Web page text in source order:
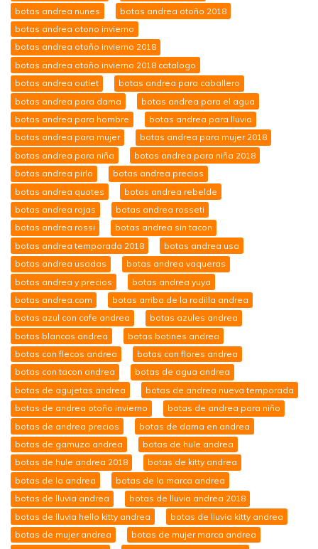
botas andrea nunes
botas andrea otoño 2018
botas andrea otono invierno
botas andrea otoño invierno 2018
botas andrea otoño invierno 2018 catalogo
botas andrea outlet
botas andrea para caballero
botas andrea para dama
botas andrea para el agua
botas andrea para hombre
botas andrea para lluvia
botas andrea para mujer
botas andrea para mujer 2018
botas andrea para niña
botas andrea para niña 2018
botas andrea pirlo
botas andrea precios
botas andrea quotes
botas andrea rebelde
botas andrea rojas
botas andrea rosseti
botas andrea rossi
botas andrea sin tacon
botas andrea temporada 2018
botas andrea usa
botas andrea usadas
botas andrea vaqueras
botas andrea y precios
botas andrea yuya
botas andrea.com
botas arriba de la rodilla andrea
botas azul con cafe andrea
botas azules andrea
botas blancas andrea
botas botines andrea
botas con flecos andrea
botas con flores andrea
botas con tacon andrea
botas de agua andrea
botas de agujetas andrea
botas de andrea nueva temporada
botas de andrea otoño invierno
botas de andrea para niño
botas de andrea precios
botas de dama en andrea
botas de gamuza andrea
botas de hule andrea
botas de hule andrea 2018
botas de kitty andrea
botas de la andrea
botas de la marca andrea
botas de lluvia andrea
botas de lluvia andrea 2018
botas de lluvia hello kitty andrea
botas de lluvia kitty andrea
botas de mujer andrea
botas de mujer marca andrea